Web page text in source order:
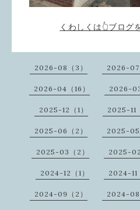
くわしくは👆ブログ
2026-08（3） 2026-07
2026-04（16） 2026-03
2025-12（1） 2025-11
2025-06（2） 2025-05
2025-03（2） 2025-02
2024-12（1） 2024-11
2024-09（2） 2024-08